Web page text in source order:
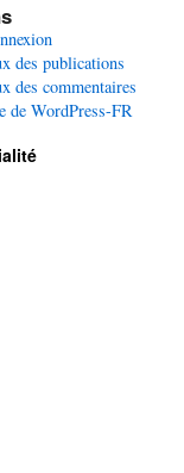
des publications
des commentaires
de WordPress-FR